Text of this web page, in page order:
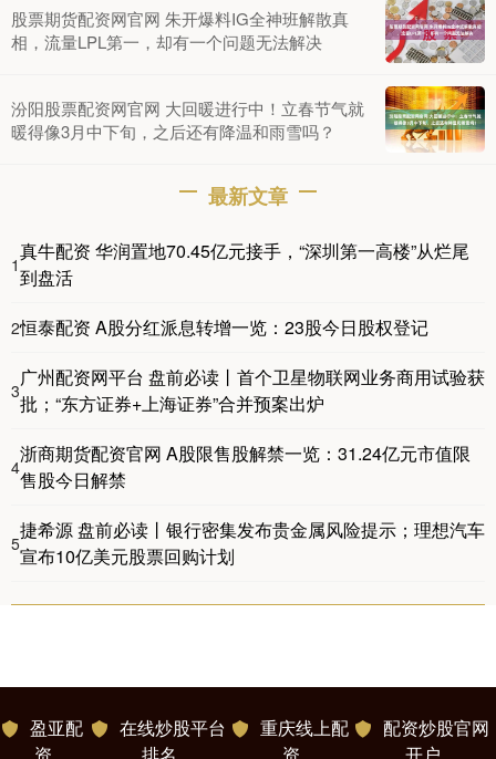
股票期货配资网官网 朱开爆料IG全神班解散真
相，流量LPL第一，却有一个问题无法解决
汾阳股票配资网官网 大回暖进行中！立春节气就
暖得像3月中下旬，之后还有降温和雨雪吗？
最新文章
1
真牛配资 华润置地70.45亿元接手，“深圳第一高楼”从烂尾
到盘活
2恒泰配资 A股分红派息转增一览：23股今日股权登记
3
广州配资网平台 盘前必读丨首个卫星物联网业务商用试验获
批；“东方证券+上海证券”合并预案出炉
4
浙商期货配资官网 A股限售股解禁一览：31.24亿元市值限
售股今日解禁
5
捷希源 盘前必读丨银行密集发布贵金属风险提示；理想汽车
宣布10亿美元股票回购计划
盈亚配
资
在线炒股平台
排名
重庆线上配
资
配资炒股官网
开户